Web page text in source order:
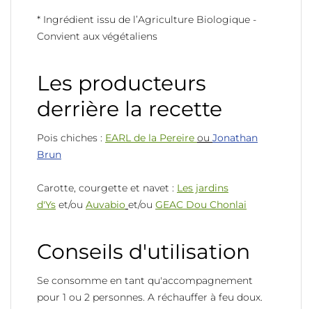
* Ingrédient issu de l’Agriculture Biologique -
Convient aux végétaliens
Les producteurs
derrière la recette
Pois chiches : EARL de la Pereire ou Jonathan
Brun
Carotte, courgette et navet : Les jardins
d'Ys et/ou Auvabio et/ou GEAC Dou Chonlai
Conseils d'utilisation
Se consomme en tant qu'accompagnement
pour 1 ou 2 personnes. A réchauffer à feu doux.